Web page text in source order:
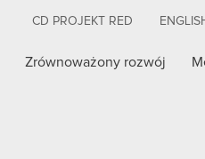
CD PROJEKT RED
Zrównoważony rozwój